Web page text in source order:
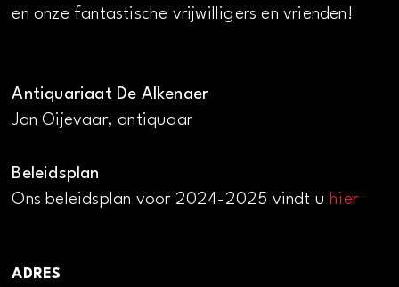
en onze fantastische vrijwilligers en vrienden!
Antiquariaat De Alkenaer
Jan Oijevaar, antiquaar
Beleidsplan
Ons beleidsplan voor 2024-2025 vindt uhier
ADRES